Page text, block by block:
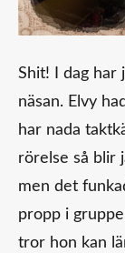
Shit! I dag har
näsan. Elvy
har nada
rörelse så blir
men det
propp i
tror hon kan